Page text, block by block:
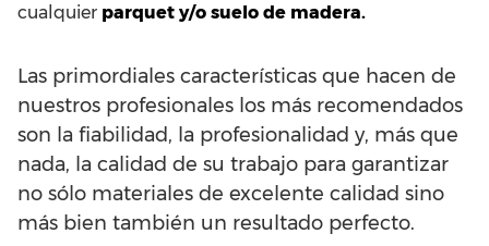
cualquier parquet y/o suelo de madera.
Las primordiales características que hacen de
nuestros profesionales los más recomendados
son la fiabilidad, la profesionalidad y, más que
nada, la calidad de su trabajo para garantizar
no sólo materiales de excelente calidad sino
más bien también un resultado perfecto.